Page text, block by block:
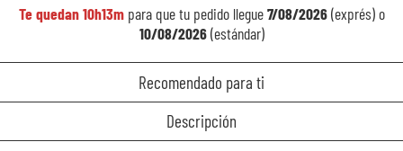
Te quedan10h13mpara que tu pedido llegue7/08/2026(exprés) o
10/08/2026(estándar)
Recomendado para ti
Descripción